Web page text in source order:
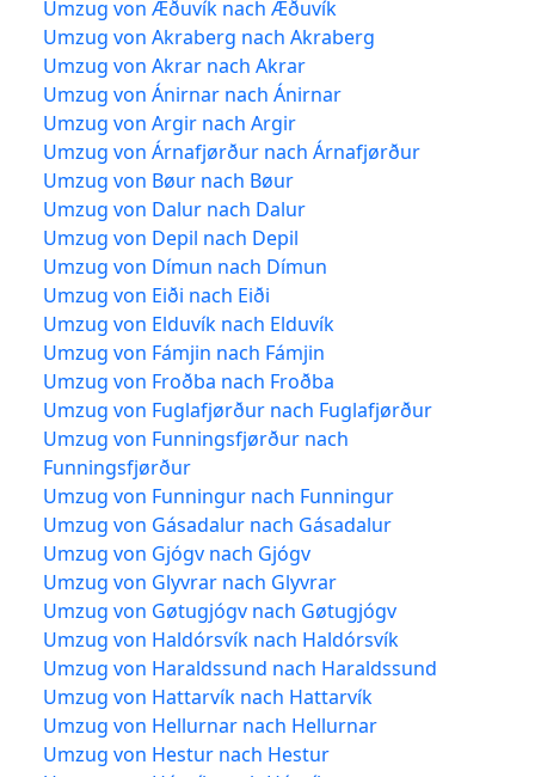
Umzug von Æðuvík nach Æðuvík
Umzug von Akraberg nach Akraberg
Umzug von Akrar nach Akrar
Umzug von Ánirnar nach Ánirnar
Umzug von Argir nach Argir
Umzug von Árnafjørður nach Árnafjørður
Umzug von Bøur nach Bøur
Umzug von Dalur nach Dalur
Umzug von Depil nach Depil
Umzug von Dímun nach Dímun
Umzug von Eiði nach Eiði
Umzug von Elduvík nach Elduvík
Umzug von Fámjin nach Fámjin
Umzug von Froðba nach Froðba
Umzug von Fuglafjørður nach Fuglafjørður
Umzug von Funningsfjørður nach
Funningsfjørður
Umzug von Funningur nach Funningur
Umzug von Gásadalur nach Gásadalur
Umzug von Gjógv nach Gjógv
Umzug von Glyvrar nach Glyvrar
Umzug von Gøtugjógv nach Gøtugjógv
Umzug von Haldórsvík nach Haldórsvík
Umzug von Haraldssund nach Haraldssund
Umzug von Hattarvík nach Hattarvík
Umzug von Hellurnar nach Hellurnar
Umzug von Hestur nach Hestur